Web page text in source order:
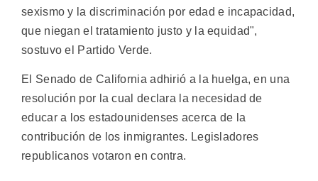
sexismo y la discriminación por edad e incapacidad,
que niegan el tratamiento justo y la equidad",
sostuvo el Partido Verde.
El Senado de California adhirió a la huelga, en una
resolución por la cual declara la necesidad de
educar a los estadounidenses acerca de la
contribución de los inmigrantes. Legisladores
republicanos votaron en contra.